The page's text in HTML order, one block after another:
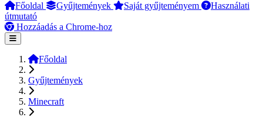
Főoldal Gyűjtemények Saját gyűjteményem
Használati
útmutató
Hozzáadás a Chrome-hoz
Főoldal
Gyűjtemények
Minecraft